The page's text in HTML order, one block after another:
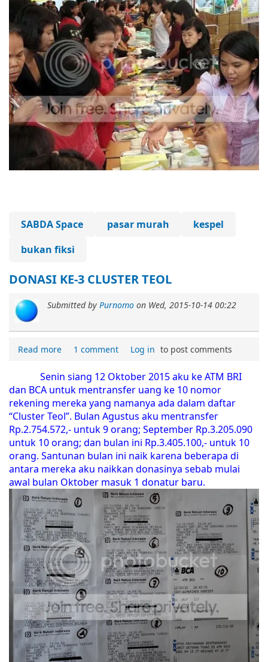
SABDA Space pasar murah
kespel
bukan fiksi
DONASI KE-3 CLUSTER TEOL
Submitted by Purnomo on Wed, 2015-10-14 00:22
Read more 1 comment Log in to post comments
Senin siang 12 Oktober 2015 aku ke ATM BRI
dan BCA untuk mentransfer uang ke 10 nomor
rekening mereka yang namanya ada dalam daftar
“Cluster Teol”. Bulan Agustus aku mentransfer
Rp.2.754.572,- untuk 9 orang; September Rp.3.205.090
untuk 10 orang; dan bulan ini Rp.3.405.100,- untuk 10
orang. Santunan bulan ini naik karena beberapa di
antara mereka aku naikkan donasinya sebab mulai
awal bulan Oktober masuk 1 donatur baru.